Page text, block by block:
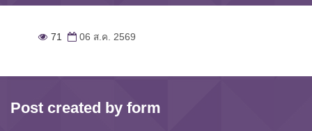
71 06 ส.ค. 2569
Post created by form